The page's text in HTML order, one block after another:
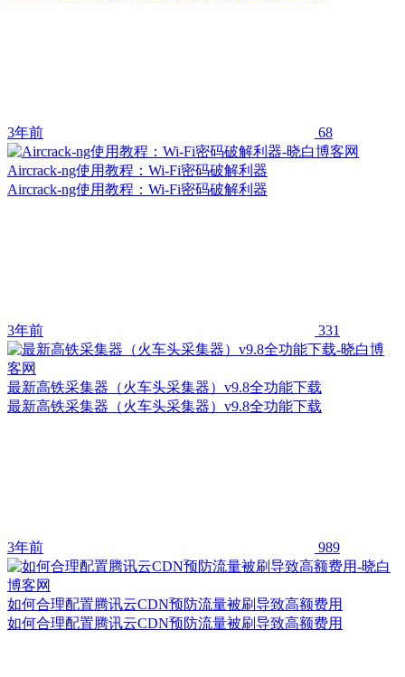
3年前 68
Aircrack-ng使用教程：Wi-Fi密码破解利器
Aircrack-ng使用教程：Wi-Fi密码破解利器
3年前 331
最新高铁采集器（火车头采集器）v9.8全功能下载
最新高铁采集器（火车头采集器）v9.8全功能下载
3年前 989
如何合理配置腾讯云CDN预防流量被刷导致高额费用
如何合理配置腾讯云CDN预防流量被刷导致高额费用